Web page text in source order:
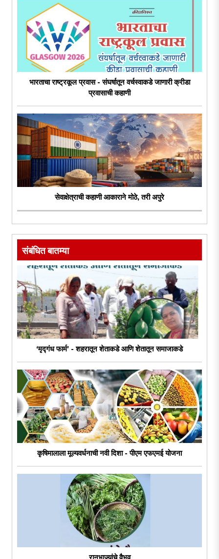
भारताचा राष्ट्रकूल प्रवास - संघर्षातून वर्चस्वाकडे जाणारी क्रीडा
प्रवासाची कहाणी
सेवाक्षेत्राची कहाणी आकाराने मोठे, तरी अपुरे
संबंधित बातम्या
‘मृद्गंध फार्म’ - शहरातून शेताकडे आणि शेतातून समाजाकडे
कृषिमालाला मूल्यवर्धनाची नवी दिशा - पीएम एफएमई योजना